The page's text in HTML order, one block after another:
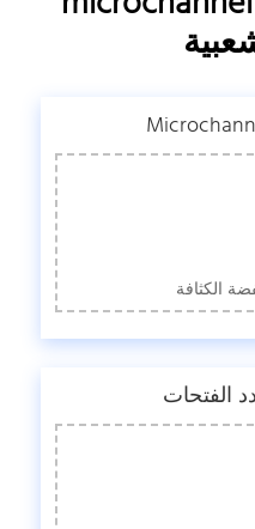
الكثافة